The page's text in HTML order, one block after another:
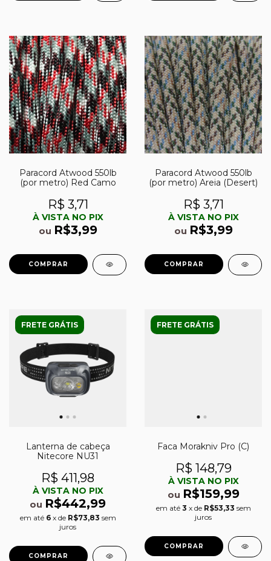
Paracord Atwood 550lb
(por metro) Red Camo
R$ 3,71
À VISTA NO PIX
ou R$3,99
Paracord Atwood 550lb
(por metro) Areia (Desert)
R$ 3,71
À VISTA NO PIX
ou R$3,99
FRETE GRÁTIS
Lanterna de cabeça
Nitecore NU31
R$ 411,98
À VISTA NO PIX
ou R$442,99
em até 6 x de R$73,83 sem
juros
FRETE GRÁTIS
Faca Morakniv Pro (C)
R$ 148,79
À VISTA NO PIX
ou R$159,99
em até 3 x de R$53,33 sem
juros